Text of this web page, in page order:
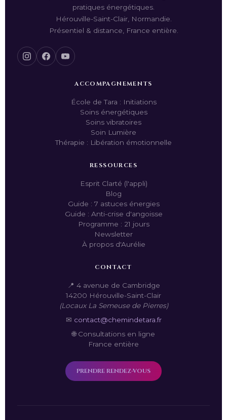
pratiques énergétiques.
Hérouville-Saint-Clair, Normandie.
Présentiel & distance, France entière.
ACCOMPAGNEMENTS
École de Tara : Initiations
Soins énergétiques
Soins vibratoires
Soin Lumière
Thérapie : Libération émotionnelle
RESSOURCES
Esprit Clarté (l'appli)
Blog
Guide : 7 astuces énergies
Guide : Anti-crise d'angoisse
Programme : 21 jours
Newsletter
À propos d'Aurélie
CONTACT
📍 4 avenue de Cambridge
14200 Hérouville-Saint-Clair
(Locaux La Semeuse de Pierres)
✉ contact@chemindetara.fr
🌐 Consultations en ligne
France entière
PRENDRE RENDEZ-VOUS